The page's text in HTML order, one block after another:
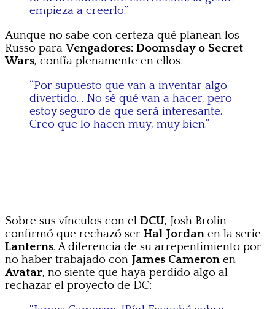
empieza a creerlo.”
Aunque no sabe con certeza qué planean los
Russo paraVengadores: Doomsday o Secret
Wars, confía plenamente en ellos:
“Por supuesto que van a inventar algo
divertido… No sé qué van a hacer, pero
estoy seguro de que será interesante.
Creo que lo hacen muy, muy bien.”
Sobre sus vínculos con el DCU, Josh Brolin
confirmó que rechazó ser Hal Jordan en la serie
Lanterns. A diferencia de su arrepentimiento por
no haber trabajado con James Cameron en
Avatar, no siente que haya perdido algo al
rechazar el proyecto de DC: